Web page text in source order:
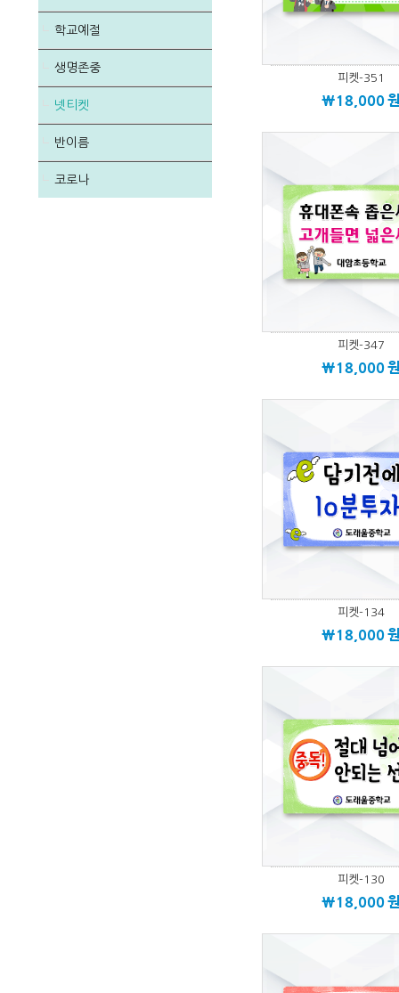
학교예절
생명존중
넷티켓
반이름
코로나
피켓-351
\18,000
피켓-347
\18,000
피켓-134
\18,000
피켓-130
\18,000